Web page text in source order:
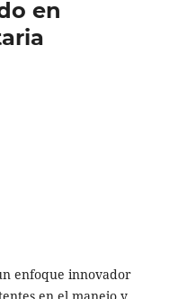
en
enfoque innovador